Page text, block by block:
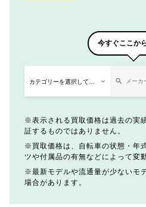
今すぐここか
表示される買取価格は過去の実
証するものではありません。
買取価格は、自転車の状態・年
ツや付属品の有無などによって変
最新モデルや流通量が少ないモ
場合があります。